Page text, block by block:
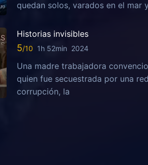
quedan solos, varados en el mar
Historias invisibles
5 1h 52min 2024
Una madre trabajadora
quien fue secuestrada por una
corrupción, la